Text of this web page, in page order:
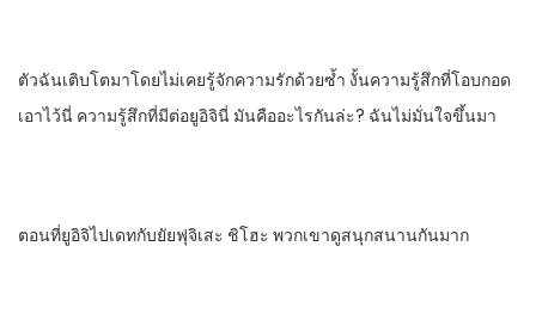
ตัวฉันเติบโตมาโดยไม่เคยรู้จักความรัก​ด้วยซํ้า​ งั้นความรู้สึกที่โอบกอด
เอาไว้นี่​ ความรู้สึกที่มีต่อยูอิจินี่​ มันคืออะไรกันล่ะ? ฉันไม่มั่นใจขึ้นมา
ตอนที่ยูอิจิ​ไปเดทกับ​ยัยฟุจิเสะ​ ชิโฮะ​ พวกเขาดูสนุกสนานกันมาก